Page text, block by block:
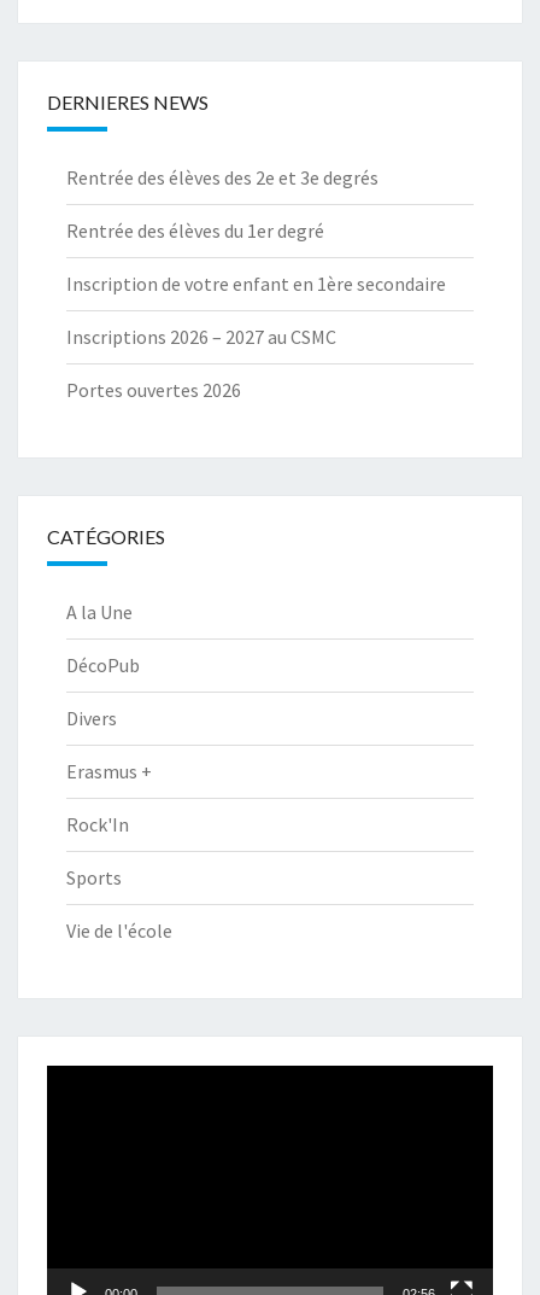
DERNIERES NEWS
Rentrée des élèves des 2e et 3e degrés
Rentrée des élèves du 1er degré
Inscription de votre enfant en 1ère secondaire
Inscriptions 2026 – 2027 au CSMC
Portes ouvertes 2026
CATÉGORIES
A la Une
DécoPub
Divers
Erasmus +
Rock'In
Sports
Vie de l'école